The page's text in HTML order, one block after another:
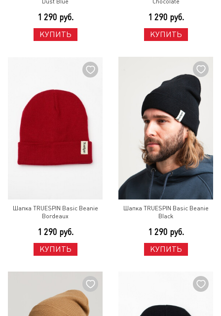
Dust Blue
1 290 руб.
КУПИТЬ
Chocolate
1 290 руб.
КУПИТЬ
Шапка TRUESPIN Basic Beanie
Bordeaux
1 290 руб.
КУПИТЬ
Шапка TRUESPIN Basic Beanie
Black
1 290 руб.
КУПИТЬ